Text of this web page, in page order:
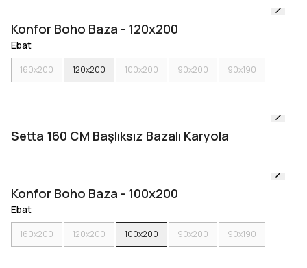
Konfor Boho Baza - 120x200
Ebat
160x200 120x200 100x200 90x200 90x190
Setta 160 CM Başlıksız Bazalı Karyola
Konfor Boho Baza - 100x200
Ebat
160x200 120x200 100x200 90x200 90x190